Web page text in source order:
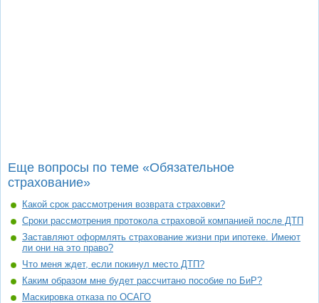
Еще вопросы по теме «Обязательное
страхование»
Какой срок рассмотрения возврата страховки?
Сроки рассмотрения протокола страховой компанией после ДТП
Заставляют оформлять страхование жизни при ипотеке. Имеют
ли они на это право?
Что меня ждет, если покинул место ДТП?
Каким образом мне будет рассчитано пособие по БиР?
Маскировка отказа по ОСАГО